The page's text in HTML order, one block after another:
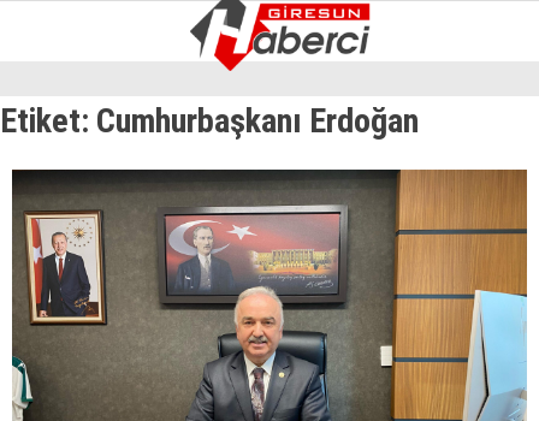
GÜNDEM
EKONOMI
SIYASET
ASAYIŞ
Etiket: Cumhurbaşkanı Erdoğan